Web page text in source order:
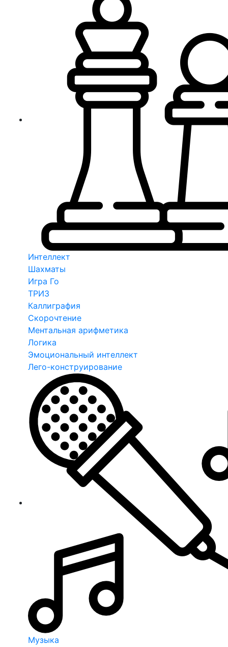
Интеллект
Шахматы
Игра Го
ТРИЗ
Каллиграфия
Скорочтение
Ментальная арифметика
Логика
Эмоциональный интеллект
Лего-конструирование
Музыка